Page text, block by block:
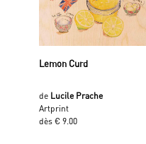
Lemon Curd
de Lucile Prache
Artprint
dès € 9.00